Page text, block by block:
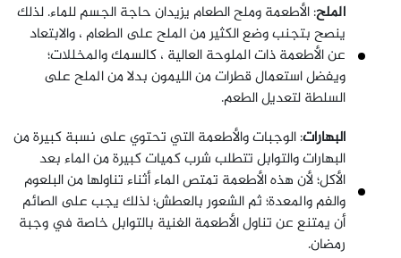
الملح: الأطعمة وملح الطعام يزيدان حاجة الجسم للماء. لذلك
ينصح بتجنب وضع الكثير من الملح على الطعام ، والابتعاد
عن الأطعمة ذات الملوحة العالية ، كالسمك والمخللات؛
ويفضل استعمال قطرات من الليمون بدلا من الملح على
السلطة لتعديل الطعم.
البهارات: الوجبات والأطعمة التي تحتوي على نسبة كبيرة من
البهارات والتوابل تتطلب شرب كميات كبيرة من الماء بعد
الأكل؛ لأن هذه الأطعمة تمتص الماء أثناء تناولها من البلعوم
والفم والمعدة؛ ثم الشعور بالعطش؛ لذلك يجب على الصائم
أن يمتنع عن تناول الأطعمة الغنية بالتوابل خاصة في وجبة
رمضان.